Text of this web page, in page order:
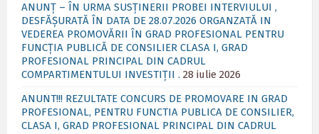
ANUNȚ – ÎN URMA SUSȚINERII PROBEI INTERVIULUI ,
DESFĂȘURATĂ ÎN DATA DE 28.07.2026 ORGANZATĂ IN
VEDEREA PROMOVĂRII ÎN GRAD PROFESIONAL PENTRU
FUNCȚIA PUBLICĂ DE CONSILIER CLASA I, GRAD
PROFESIONAL PRINCIPAL DIN CADRUL
COMPARTIMENTULUI INVESTIȚII . 28 iulie 2026
ANUNT!!! REZULTATE CONCURS DE PROMOVARE IN GRAD
PROFESIONAL, PENTRU FUNCTIA PUBLICA DE CONSILIER,
CLASA I, GRAD PROFESIONAL PRINCIPAL DIN CADRUL